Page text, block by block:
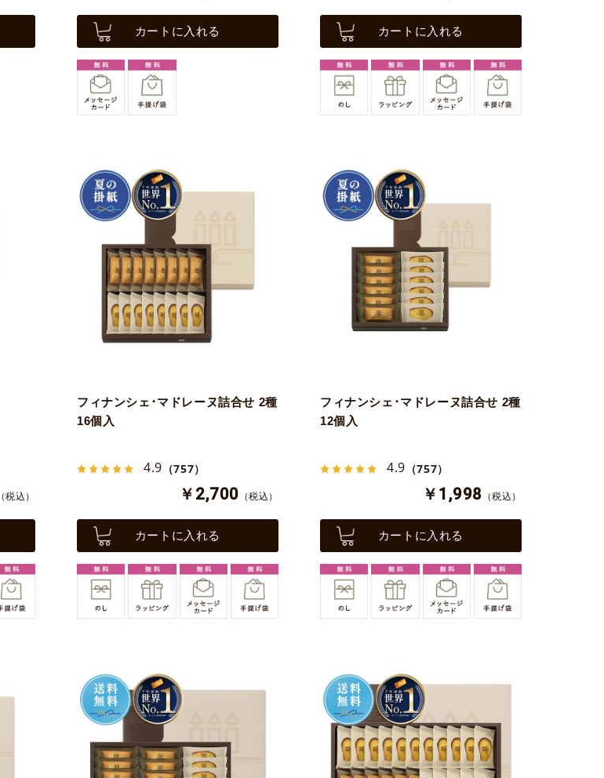
カートに入れる カートに入れる
（税込）
フィナンシェ･マドレーヌ詰合せ 2種
16個入
4.9 （757）
￥2,700 （税込）
カートに入れる
フィナンシェ･マドレーヌ詰合せ 2種
12個入
4.9 （757）
￥1,998 （税込）
カートに入れる